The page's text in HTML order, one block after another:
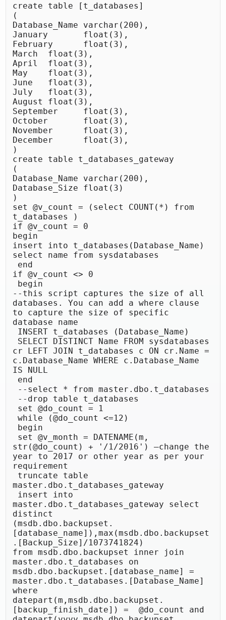
create table [t_databases]
(
Database_Name varchar(200),
January       float(3),
February      float(3),
March  float(3),
April  float(3),
May    float(3),
June   float(3),
July   float(3),
August float(3),
September     float(3),
October       float(3),
November      float(3),
December      float(3),
)
create table t_databases_gateway
(
Database_Name varchar(200),
Database_Size float(3)
)
set @v_count = (select COUNT(*) from
t_databases )
if @v_count = 0
begin
insert into t_databases(Database_Name)
select name from sysdatabases
end
if @v_count <> 0
begin
--this script captures the size of all
databases. You can add a where clause
to capture the size of specific
database name
INSERT t_databases (Database_Name)
SELECT DISTINCT Name FROM sysdatabases
cr LEFT JOIN t_databases c ON cr.Name =
c.Database_Name WHERE c.Database_Name
IS NULL
end
--select * from master.dbo.t_databases
--drop table t_databases
set @do_count = 1
while (@do_count <=12)
begin
set @v_month = DATENAME(m,
str(@do_count) + '/1/2016') –change the
year to 2017 or other year as per your
requirement
truncate table
master.dbo.t_databases_gateway
insert into
master.dbo.t_databases_gateway select
distinct
(msdb.dbo.backupset.
[database_name]),max(msdb.dbo.backupset
.[Backup_Size]/1073741824)
from msdb.dbo.backupset inner join
master.dbo.t_databases on
msdb.dbo.backupset.[database_name] =
master.dbo.t_databases.[Database_Name]
where
datepart(m,msdb.dbo.backupset.
[backup_finish_date]) =  @do_count and